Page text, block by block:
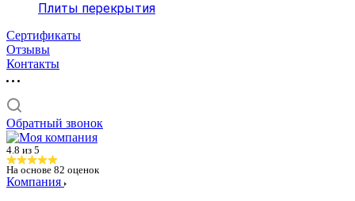
Плиты перекрытия
Сертификаты
Отзывы
Контакты
Обратный звонок
4.8 из 5
На основе 82 оценок
Компания